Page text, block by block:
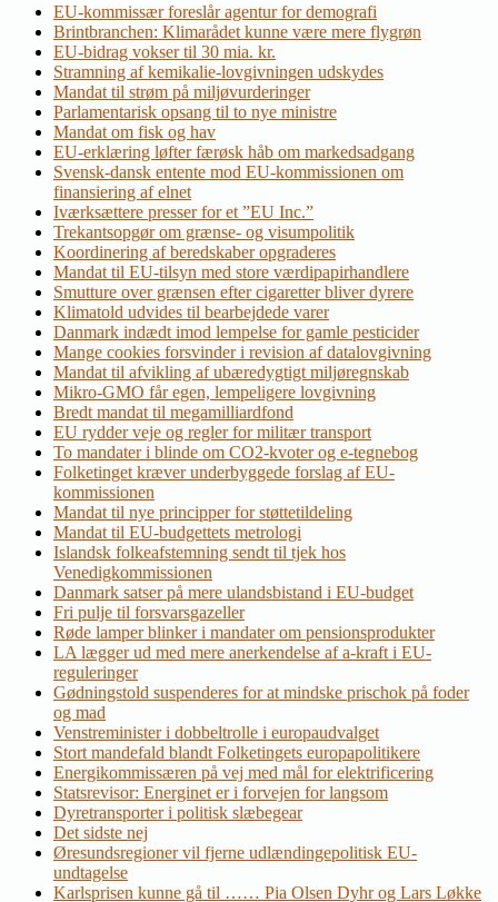
EU-kommissær foreslår agentur for demografi
Brintbranchen: Klimarådet kunne være mere flygrøn
EU-bidrag vokser til 30 mia. kr.
Stramning af kemikalie-lovgivningen udskydes
Mandat til strøm på miljøvurderinger
Parlamentarisk opsang til to nye ministre
Mandat om fisk og hav
EU-erklæring løfter færøsk håb om markedsadgang
Svensk-dansk entente mod EU-kommissionen om
finansiering af elnet
Iværksættere presser for et ”EU Inc.”
Trekantsopgør om grænse- og visumpolitik
Koordinering af beredskaber opgraderes
Mandat til EU-tilsyn med store værdipapirhandlere
Smutture over grænsen efter cigaretter bliver dyrere
Klimatold udvides til bearbejdede varer
Danmark indædt imod lempelse for gamle pesticider
Mange cookies forsvinder i revision af datalovgivning
Mandat til afvikling af ubæredygtigt miljøregnskab
Mikro-GMO får egen, lempeligere lovgivning
Bredt mandat til megamilliardfond
EU rydder veje og regler for militær transport
To mandater i blinde om CO2-kvoter og e-tegnebog
Folketinget kræver underbyggede forslag af EU-
kommissionen
Mandat til nye principper for støttetildeling
Mandat til EU-budgettets metrologi
Islandsk folkeafstemning sendt til tjek hos
Venedigkommissionen
Danmark satser på mere ulandsbistand i EU-budget
Fri pulje til forsvarsgazeller
Røde lamper blinker i mandater om pensionsprodukter
LA lægger ud med mere anerkendelse af a-kraft i EU-
reguleringer
Gødningstold suspenderes for at mindske prischok på foder
og mad
Venstreminister i dobbeltrolle i europaudvalget
Stort mandefald blandt Folketingets europapolitikere
Energikommissæren på vej med mål for elektrificering
Statsrevisor: Energinet er i forvejen for langsom
Dyretransporter i politisk slæbegear
Det sidste nej
Øresundsregioner vil fjerne udlændingepolitisk EU-
undtagelse
Karlsprisen kunne gå til …… Pia Olsen Dyhr og Lars Løkke